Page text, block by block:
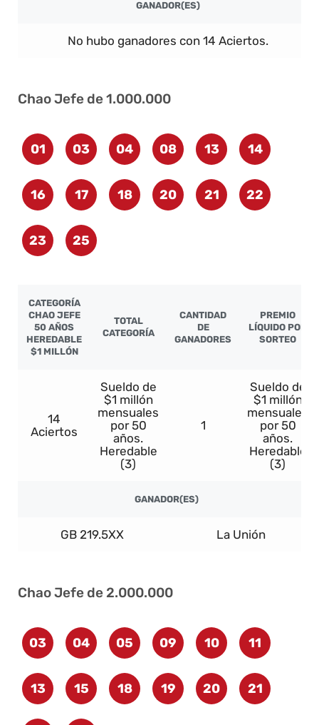
GANADOR(ES)
No hubo ganadores con 14 Aciertos.
Chao Jefe de 1.000.000
01 03 04 08 13 14
16 17 18 20 21 22
23 25
CATEGORÍA
CHAO JEFE
50 AÑOS
HEREDABLE
$1 MILLÓN
TOTAL
CATEGORÍA
CANTIDAD
DE
GANADORES
PREMIO
LÍQUIDO POR
SORTEO
14
Aciertos
Sueldo de
$1 millón
mensuales
por 50
años.
Heredable
(3)
1
Sueldo de
$1 millón
mensuales
por 50
años.
Heredable
(3)
GANADOR(ES)
GB 219.5XX La Unión
Chao Jefe de 2.000.000
03 04 05 09 10 11
13 15 18 19 20 21